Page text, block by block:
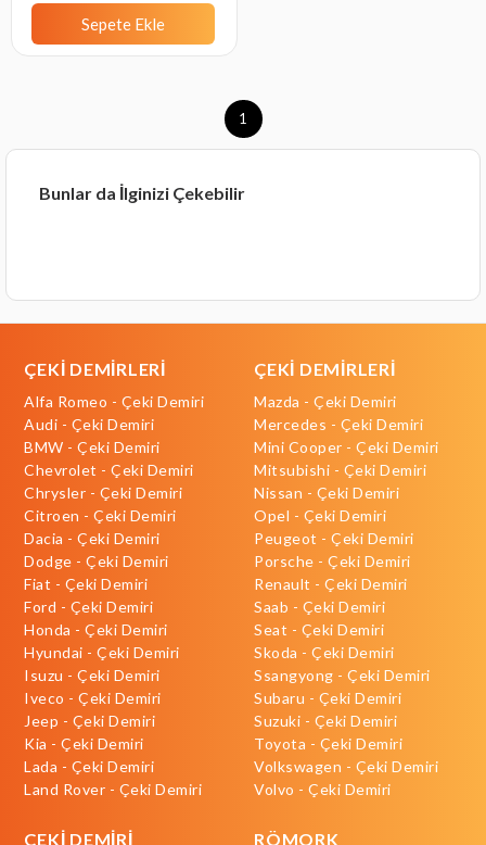
Sepete Ekle
1
Bunlar da İlginizi Çekebilir
ÇEKİ DEMİRLERİ
Alfa Romeo - Çeki Demiri
Audi - Çeki Demiri
BMW - Çeki Demiri
Chevrolet - Çeki Demiri
Chrysler - Çeki Demiri
Citroen - Çeki Demiri
Dacia - Çeki Demiri
Dodge - Çeki Demiri
Fiat - Çeki Demiri
Ford - Çeki Demiri
Honda - Çeki Demiri
Hyundai - Çeki Demiri
Isuzu - Çeki Demiri
Iveco - Çeki Demiri
Jeep - Çeki Demiri
Kia - Çeki Demiri
Lada - Çeki Demiri
Land Rover - Çeki Demiri
ÇEKİ DEMİRLERİ
Mazda - Çeki Demiri
Mercedes - Çeki Demiri
Mini Cooper - Çeki Demiri
Mitsubishi - Çeki Demiri
Nissan - Çeki Demiri
Opel - Çeki Demiri
Peugeot - Çeki Demiri
Porsche - Çeki Demiri
Renault - Çeki Demiri
Saab - Çeki Demiri
Seat - Çeki Demiri
Skoda - Çeki Demiri
Ssangyong - Çeki Demiri
Subaru - Çeki Demiri
Suzuki - Çeki Demiri
Toyota - Çeki Demiri
Volkswagen - Çeki Demiri
Volvo - Çeki Demiri
ÇEKİ DEMİRİ RÖMORK